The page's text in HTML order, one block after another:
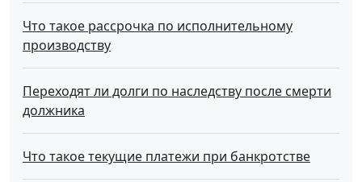
Что такое рассрочка по исполнительному
производству
Переходят ли долги по наследству после смерти
должника
Что такое текущие платежи при банкротстве